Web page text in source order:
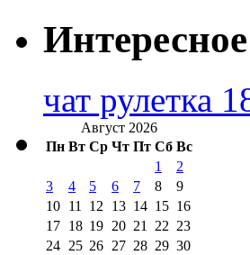
Интересное
чат рулетка
Август 2026
Пн Вт Ср Чт Пт Сб Вс
1
2
3
4 5 6 7 8
9
10 11 12 13 14 15 16
17 18 19 20 21 22 23
24 25 26 27 28 29 30